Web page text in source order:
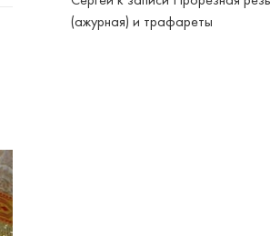
(ажурная) и трафареты